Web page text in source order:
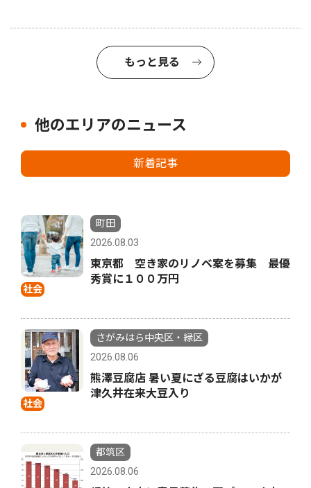
もっと見る
他のエリアのニュース
新着記事
社会
町田
2026.08.03
東京都 空き家のリノベ案を募集 最優
秀賞に１００万円
社会
さがみはら中央区・緑区
2026.08.06
熊澤豆腐店 暑い夏にざる豆腐はいかが
津久井在来大豆入り
都筑区
2026.08.06